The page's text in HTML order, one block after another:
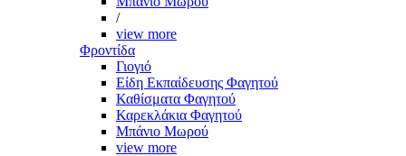
/
view more
Φροντίδα
Γιογιό
Είδη Εκπαίδευσης Φαγητού
Καθίσματα Φαγητού
Καρεκλάκια Φαγητού
Μπάνιο Μωρού
view more